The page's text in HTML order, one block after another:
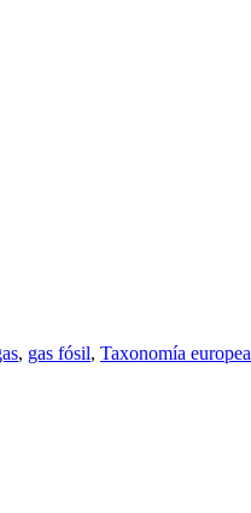
, gas fósil, Taxonomía europea